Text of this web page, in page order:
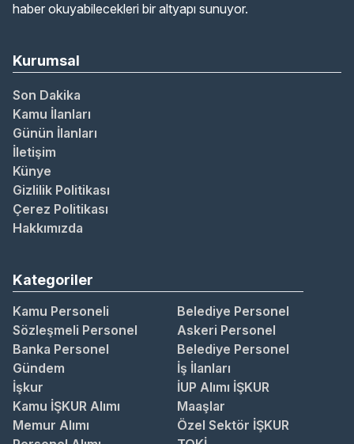
haber okuyabilecekleri bir altyapı sunuyor.
Kurumsal
Son Dakika
Kamu İlanları
Günün İlanları
İletişim
Künye
Gizlilik Politikası
Çerez Politikası
Hakkımızda
Kategoriler
Kamu Personeli
Belediye Personel
Sözleşmeli Personel
Askeri Personel
Banka Personel
Belediye Personel
Gündem
İş İlanları
İşkur
İUP Alımı İŞKUR
Kamu İŞKUR Alımı
Maaşlar
Memur Alımı
Özel Sektör İŞKUR